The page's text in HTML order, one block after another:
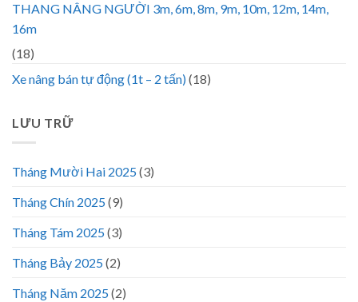
THANG NÂNG NGƯỜI 3m, 6m, 8m, 9m, 10m, 12m, 14m,
16m
(18)
Xe nâng bán tự động (1t – 2 tấn)(18)
LƯU TRỮ
Tháng Mười Hai 2025(3)
Tháng Chín 2025(9)
Tháng Tám 2025(3)
Tháng Bảy 2025(2)
Tháng Năm 2025(2)